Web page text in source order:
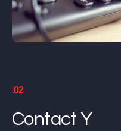
.02
Contact Y